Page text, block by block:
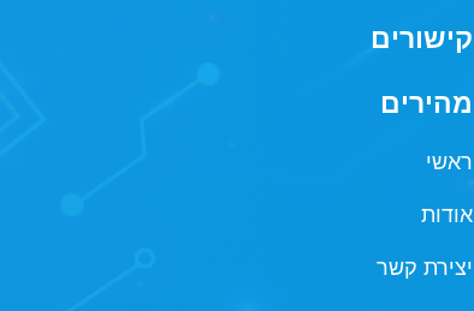
קישורים
מהירים
ראשי
אודות
יצירת קשר